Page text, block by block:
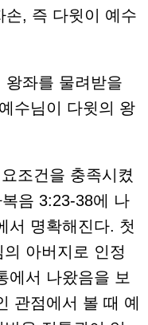
손, 즉 다윗이 예수
왕좌를 물려받을
수님이 다윗의 왕
조건을 충족시켰
음 3:23-38에 나
서 명확해진다. 첫
아버지로 인정
에서 나왔음을 보
관점에서 볼 때 예